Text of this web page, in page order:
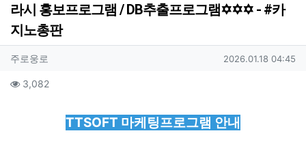
라시 홍보프로그램 / DB추출프로그램✡️✡️✡️ - #카
지노총판
작성자 정보
주로웅로 작성일
2026.01.18 04:45
컨텐츠 정보
3,082조회
TTSOFT 마케팅프로그램 안내